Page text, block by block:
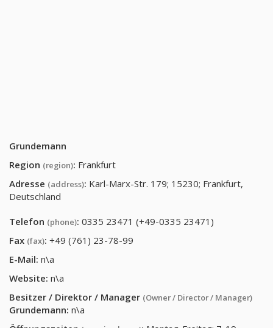
Grundemann
Region (region): Frankfurt
Adresse (address): Karl-Marx-Str. 179; 15230; Frankfurt,
Deutschland
Telefon (phone): 0335 23471 (+49-0335 23471)
Fax (fax): +49 (761) 23-78-99
E-Mail: n\a
Website: n\a
Besitzer / Direktor / Manager (Owner / Director / Manager)
Grundemann: n\a